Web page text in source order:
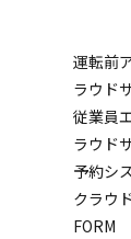
運転前
ラウド
従業員
ラウド
予約シ
クラウ
FORM